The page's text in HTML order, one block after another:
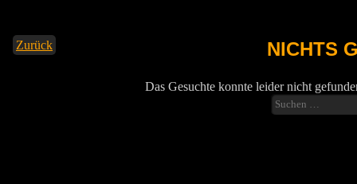
Zurück NICHTS
Das Gesuchte konnte leider nicht
Suchen
nach: